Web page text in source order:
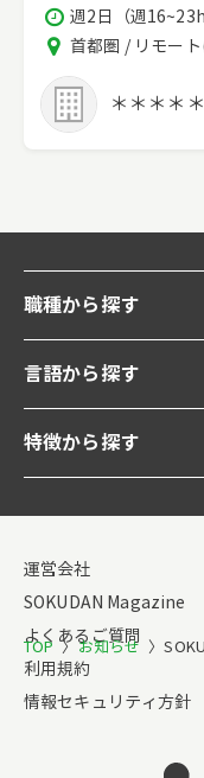
TOP 〉 お知らせ 〉
稼
働
時
間
週2日（週16~23h
エ
ア
首都圏 / リモー
＊＊＊＊＊
職種から探す
言語から探す
特徴から探す
運営会社
SOKUDAN Magazine
よくあるご質問
利用規約
情報セキュリティ方針